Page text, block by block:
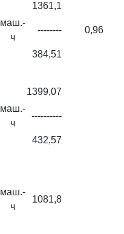
маш.-
ч
1361,1
--------
384,51
0,96
маш.-
ч
1399,07
----------
432,57
маш.-
ч
1081,8